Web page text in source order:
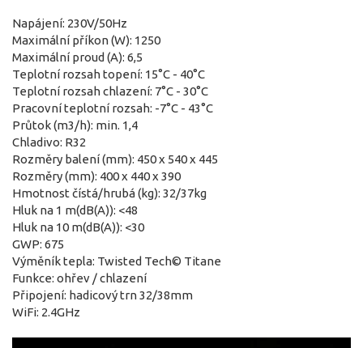
Napájení: 230V/50Hz
Maximální příkon (W): 1250
Maximální proud (A): 6,5
Teplotní rozsah topení: 15°C - 40°C
Teplotní rozsah chlazení: 7°C - 30°C
Pracovní teplotní rozsah: -7°C - 43°C
Průtok (m3/h): min. 1,4
Chladivo: R32
Rozměry balení (mm): 450 x 540 x 445
Rozměry (mm): 400 x 440 x 390
Hmotnost čístá/hrubá (kg): 32/37kg
Hluk na 1 m(dB(A)): <48
Hluk na 10 m(dB(A)): <30
GWP: 675
Výměník tepla: Twisted Tech© Titane
Funkce: ohřev / chlazení
Připojení: hadicový trn 32/38mm
WiFi: 2.4GHz